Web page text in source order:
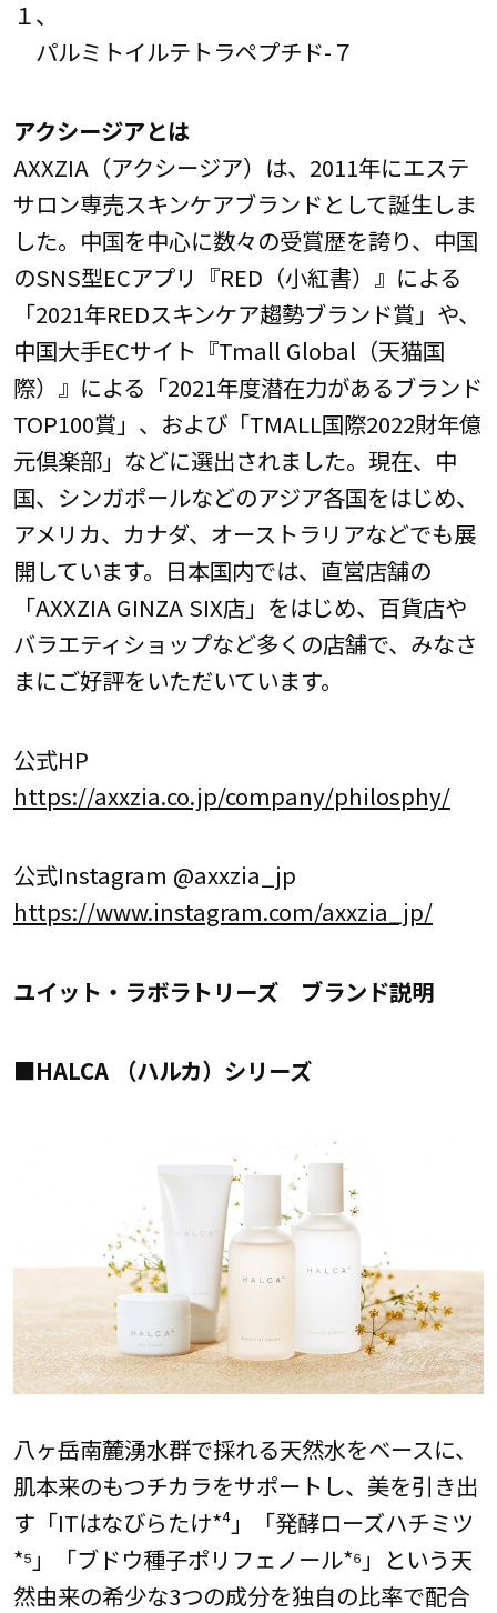
１、
パルミトイルテトラペプチド-７
アクシージアとは
AXXZIA（アクシージア）は、2011年にエステ
サロン専売スキンケアブランドとして誕生しま
した。中国を中心に数々の受賞歴を誇り、中国
のSNS型ECアプリ『RED（小紅書）』による
「2021年REDスキンケア趨勢ブランド賞」や、
中国大手ECサイト『Tmall Global（天猫国
際）』による「2021年度潜在力があるブランド
TOP100賞」、および「TMALL国際2022財年億
元倶楽部」などに選出されました。現在、中
国、シンガポールなどのアジア各国をはじめ、
アメリカ、カナダ、オーストラリアなどでも展
開しています。日本国内では、直営店舗の
「AXXZIA GINZA SIX店」をはじめ、百貨店や
バラエティショップなど多くの店舗で、みなさ
まにご好評をいただいています。
公式HP
https://axxzia.co.jp/company/philosphy/
公式Instagram @axxzia_jp
https://www.instagram.com/axxzia_jp/
ユイット・ラボラトリーズ ブランド説明
■HALCA （ハルカ）シリーズ
八ヶ岳南麓湧水群で採れる天然水をベースに、
肌本来のもつチカラをサポートし、美を引き出
す「ITはなびらたけ*⁴」「発酵ローズハチミツ
*⁵」「ブドウ種子ポリフェノール*⁶」という天
然由来の希少な3つの成分を独自の比率で配合